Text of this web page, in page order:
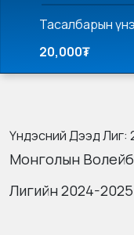
Тасалбарын
20,000₮
Үндэсний Дээд Лиг:
Монголын
Лигийн 2024-